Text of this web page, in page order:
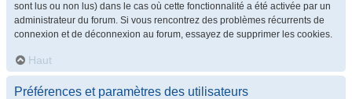
sont lus ou non lus) dans le cas où cette fonctionnalité a été activée par un
administrateur du forum. Si vous rencontrez des problèmes récurrents de
connexion et de déconnexion au forum, essayez de supprimer les cookies.
Haut
Préférences et paramètres des utilisateurs